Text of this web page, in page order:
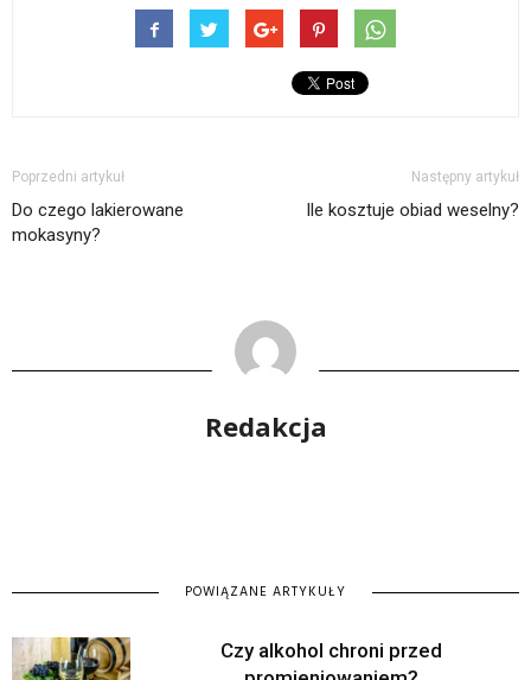
Poprzedni artykuł
Do czego lakierowane
mokasyny?
Następny artykuł
Ile kosztuje obiad weselny?
Redakcja
POWIĄZANE ARTYKUŁY
Czy alkohol chroni przed